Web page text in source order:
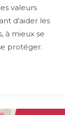
valeurs
d’aider les
à mieux se
protéger.